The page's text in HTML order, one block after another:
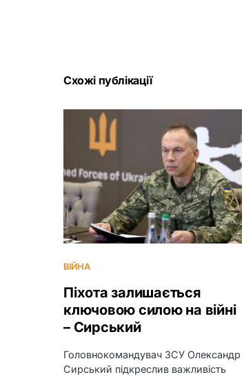
Схожі публікації
ВІЙНА
Піхота залишається
ключовою силою на війні
– Сирський
Головнокомандувач ЗСУ Олександр
Сирський підкреслив важливість